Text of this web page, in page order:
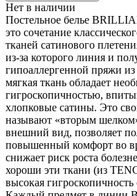
Нет в наличии
Постельное белье
это сочетание
тканей сатинового
из-за которого линия и
гипоаллергенной пряжи
мягкая ткань обладает
гигроскопичностью,
хлопковые сатины. Это
называют «вторым
внешний вид, позволяет
повышенный комфорт во
снижает риск роста
хороши эти ткани (из
высокая